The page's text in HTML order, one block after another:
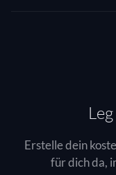
Erstelle dein
für dich da,